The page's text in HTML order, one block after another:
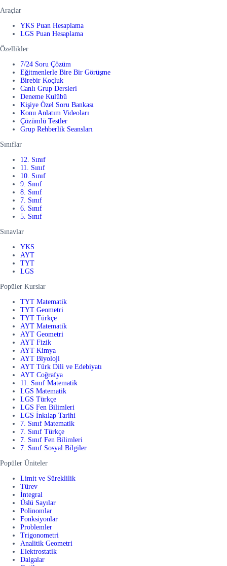
Araçlar
YKS Puan Hesaplama
LGS Puan Hesaplama
Özellikler
7/24 Soru Çözüm
Eğitmenlerle Bire Bir Görüşme
Birebir Koçluk
Canlı Grup Dersleri
Deneme Kulübü
Kişiye Özel Soru Bankası
Konu Anlatım Videoları
Çözümlü Testler
Grup Rehberlik Seansları
Sınıflar
12. Sınıf
11. Sınıf
10. Sınıf
9. Sınıf
8. Sınıf
7. Sınıf
6. Sınıf
5. Sınıf
Sınavlar
YKS
AYT
TYT
LGS
Popüler Kurslar
TYT Matematik
TYT Geometri
TYT Türkçe
AYT Matematik
AYT Geometri
AYT Fizik
AYT Kimya
AYT Biyoloji
AYT Türk Dili ve Edebiyatı
AYT Coğrafya
11. Sınıf Matematik
LGS Matematik
LGS Türkçe
LGS Fen Bilimleri
LGS İnkılap Tarihi
7. Sınıf Matematik
7. Sınıf Türkçe
7. Sınıf Fen Bilimleri
7. Sınıf Sosyal Bilgiler
Popüler Üniteler
Limit ve Süreklilik
Türev
İntegral
Üslü Sayılar
Polinomlar
Fonksiyonlar
Problemler
Trigonometri
Analitik Geometri
Elektrostatik
Dalgalar